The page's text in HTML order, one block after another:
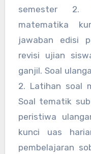
semester 2.
matematika
jawaban edisi
revisi ujian
ganjil. Soal
2. Latihan soal
Soal tematik
peristiwa
kunci uas
pembelajaran